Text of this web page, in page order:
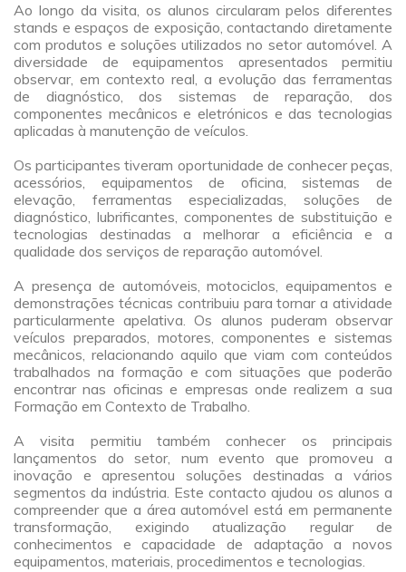
Ao longo da visita, os alunos circularam pelos diferentes
stands e espaços de exposição, contactando diretamente
com produtos e soluções utilizados no setor automóvel. A
diversidade de equipamentos apresentados permitiu
observar, em contexto real, a evolução das ferramentas
de diagnóstico, dos sistemas de reparação, dos
componentes mecânicos e eletrónicos e das tecnologias
aplicadas à manutenção de veículos.
Os participantes tiveram oportunidade de conhecer peças,
acessórios, equipamentos de oficina, sistemas de
elevação, ferramentas especializadas, soluções de
diagnóstico, lubrificantes, componentes de substituição e
tecnologias destinadas a melhorar a eficiência e a
qualidade dos serviços de reparação automóvel.
A presença de automóveis, motociclos, equipamentos e
demonstrações técnicas contribuiu para tornar a atividade
particularmente apelativa. Os alunos puderam observar
veículos preparados, motores, componentes e sistemas
mecânicos, relacionando aquilo que viam com conteúdos
trabalhados na formação e com situações que poderão
encontrar nas oficinas e empresas onde realizem a sua
Formação em Contexto de Trabalho.
A visita permitiu também conhecer os principais
lançamentos do setor, num evento que promoveu a
inovação e apresentou soluções destinadas a vários
segmentos da indústria. Este contacto ajudou os alunos a
compreender que a área automóvel está em permanente
transformação, exigindo atualização regular de
conhecimentos e capacidade de adaptação a novos
equipamentos, materiais, procedimentos e tecnologias.